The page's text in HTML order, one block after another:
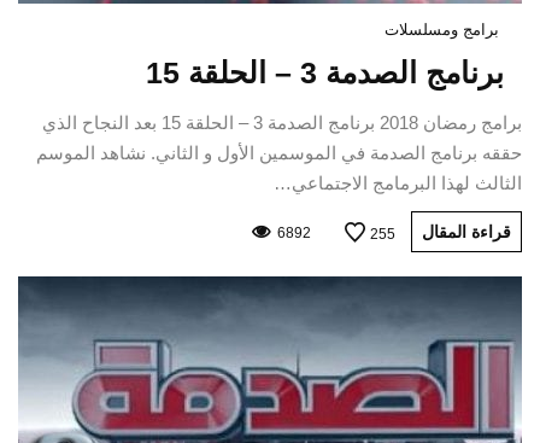
برامج ومسلسلات
برنامج الصدمة 3 – الحلقة 15
برامج رمضان 2018 برنامج الصدمة 3 – الحلقة 15 بعد النجاح الذي
حققه برنامج الصدمة في الموسمين الأول و الثاني. نشاهد الموسم
الثالث لهذا البرمامج الاجتماعي…
قراءة المقال 255
6892